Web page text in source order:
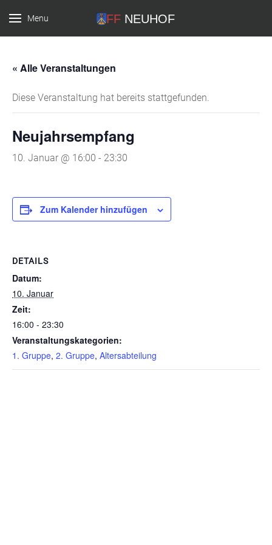
Menu
« Alle Veranstaltungen
Diese Veranstaltung hat bereits stattgefunden.
Neujahrsempfang
10. Januar @ 16:00 - 23:30
Zum Kalender hinzufügen
DETAILS
Datum:
10. Januar
Zeit:
16:00 - 23:30
Veranstaltungskategorien:
1. Gruppe, 2. Gruppe, Altersabteilung